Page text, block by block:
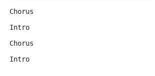
Chorus
Intro
Chorus
Intro